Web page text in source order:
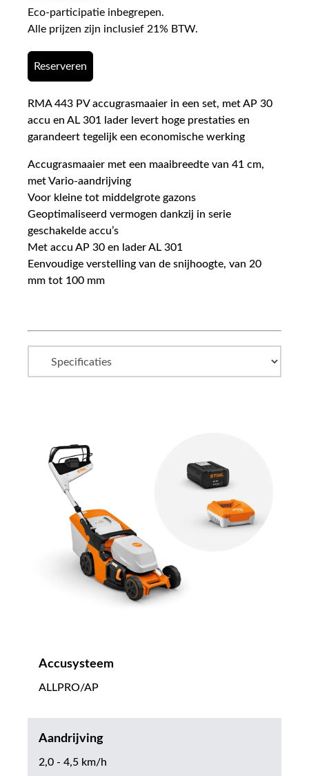
Eco-participatie inbegrepen.
Alle prijzen zijn inclusief 21% BTW.
Reserveren
RMA 443 PV accugrasmaaier in een set, met AP 30
accu en AL 301 lader levert hoge prestaties en
garandeert tegelijk een economische werking
Accugrasmaaier met een maaibreedte van 41 cm,
met Vario-aandrijving
Voor kleine tot middelgrote gazons
Geoptimaliseerd vermogen dankzij in serie
geschakelde accu’s
Met accu AP 30 en lader AL 301
Eenvoudige verstelling van de snijhoogte, van 20
mm tot 100 mm
Accusysteem
ALLPRO/AP
Aandrijving
2,0 - 4,5 km/h